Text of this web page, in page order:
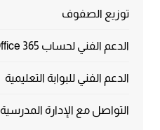
توزيع الصفوف
الدعم الفني لحساب Office 365
الدعم الفني للبوابة التعليمية
التواصل مع الإدارة المدرسية